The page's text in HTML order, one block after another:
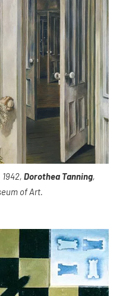
Dorothea Tanning,
of Art.